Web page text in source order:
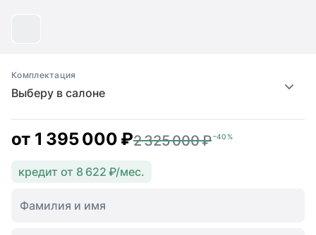
Выберу в салоне
Комплектация
от 1 395 000 ₽2 325 000 ₽–40 %
кредит от 8 622 ₽/мес.